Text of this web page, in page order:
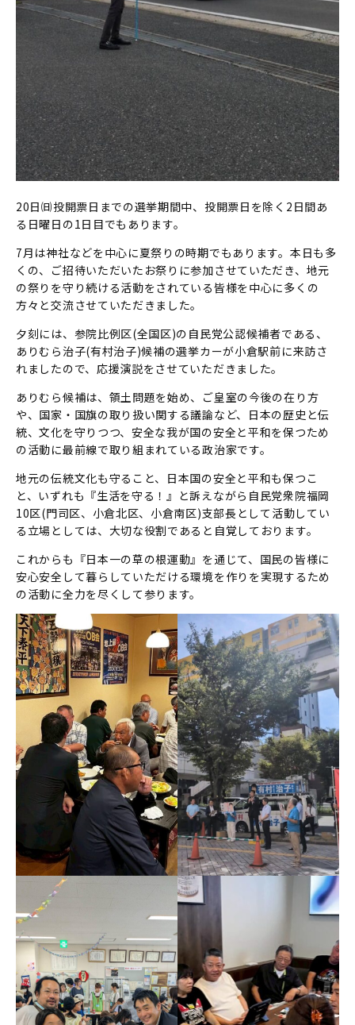
20日㈰投開票日までの選挙期間中、投開票日を除く2日間あ
る日曜日の1日目でもあります。
7月は神社などを中心に夏祭りの時期でもあります。本日も多
くの、ご招待いただいたお祭りに参加させていただき、地元
の祭りを守り続ける活動をされている皆様を中心に多くの
方々と交流させていただきました。
夕刻には、参院比例区(全国区)の自民党公認候補者である、
ありむら治子(有村治子)候補の選挙カーが小倉駅前に来訪さ
れましたので、応援演説をさせていただきました。
ありむら候補は、領土問題を始め、ご皇室の今後の在り方
や、国家・国旗の取り扱い関する議論など、日本の歴史と伝
統、文化を守りつつ、安全な我が国の安全と平和を保つため
の活動に最前線で取り組まれている政治家です。
地元の伝統文化も守ること、日本国の安全と平和も保つこ
と、いずれも『生活を守る！』と訴えながら自民党衆院福岡
10区(門司区、小倉北区、小倉南区)支部長として活動してい
る立場としては、大切な役割であると自覚しております。
これからも『日本一の草の根運動』を通じて、国民の皆様に
安心安全して暮らしていただける環境を作りを実現するため
の活動に全力を尽くして参ります。